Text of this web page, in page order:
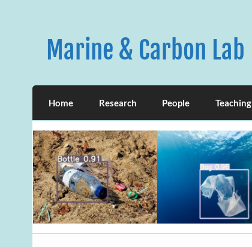
Marine & Carbon Lab
Home Research People Teaching